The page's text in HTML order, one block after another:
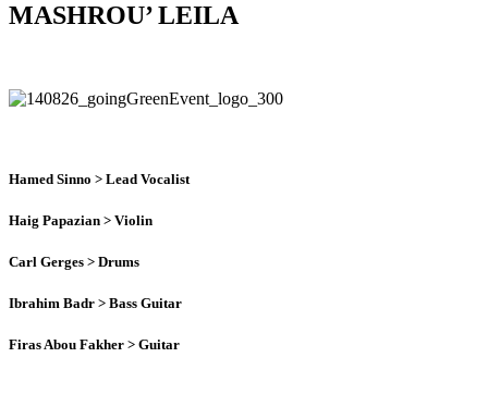
MASHROU’ LEILA
Hamed Sinno > Lead Vocalist
Haig Papazian > Violin
Carl Gerges > Drums
Ibrahim Badr > Bass Guitar
Firas Abou Fakher > Guitar